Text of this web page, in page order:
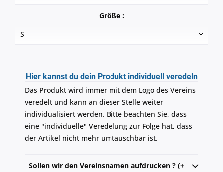
Größe :
Hier kannst du dein Produkt individuell veredeln
Das Produkt wird immer mit dem Logo des Vereins
veredelt und kann an dieser Stelle weiter
individualisiert werden. Bitte beachten Sie, dass
eine "individuelle" Veredelung zur Folge hat, dass
der Artikel nicht mehr umtauschbar ist.
Sollen wir den Vereinsnamen aufdrucken ? (+